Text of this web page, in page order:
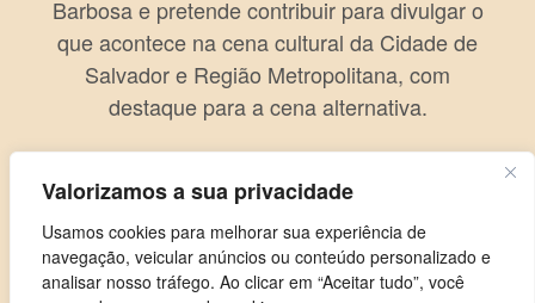
Valorizamos a sua privacidade
Usamos cookies para melhorar sua experiência de
navegação, veicular anúncios ou conteúdo personalizado e
analisar nosso tráfego. Ao clicar em “Aceitar tudo”, você
Barbosa e pretende contribuir para divulgar o
que acontece na cena cultural da Cidade de
Salvador e Região Metropolitana, com
destaque para a cena alternativa.